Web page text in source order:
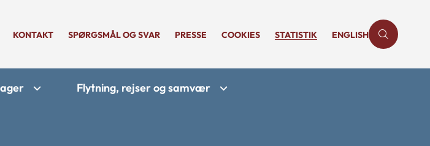
KONTAKT SPØRGSMÅL OG SVAR PRESSE COOKIES STATISTIK ENGLISH
Flytning, rejser og samvær